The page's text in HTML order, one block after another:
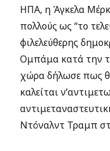
ΗΠΑ, η Άγκελα
πολλούς ως “το
φιλελεύθερης
Ομπάμα κατά την
χώρα δήλωσε πως
καλείται
Ντόναλντ Τραμπ